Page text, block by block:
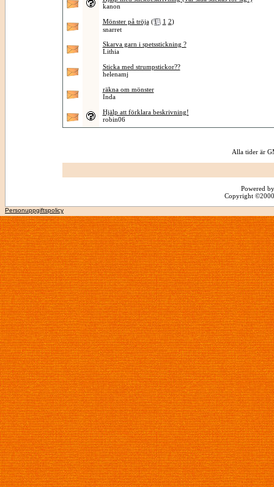
kanon
Mönster på tröja ( 1 2)
snarret
Skarva garn i spetsstickning ?
Lithia
Sticka med strumpstickor??
helenamj
räkna om mönster
Inda
Hjälp att förklara beskrivning!
robin06
Alla tider är
Powered
Copyright
Personuppgiftspolicy